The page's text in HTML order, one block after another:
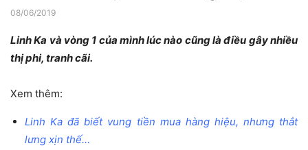
08/06/2019
Linh Ka và vòng 1 của mình lúc nào cũng là điều gây nhiều
thị phi, tranh cãi.
Xem thêm:
Linh Ka đã biết vung tiền mua hàng hiệu, nhưng thắt
lưng xịn thế…